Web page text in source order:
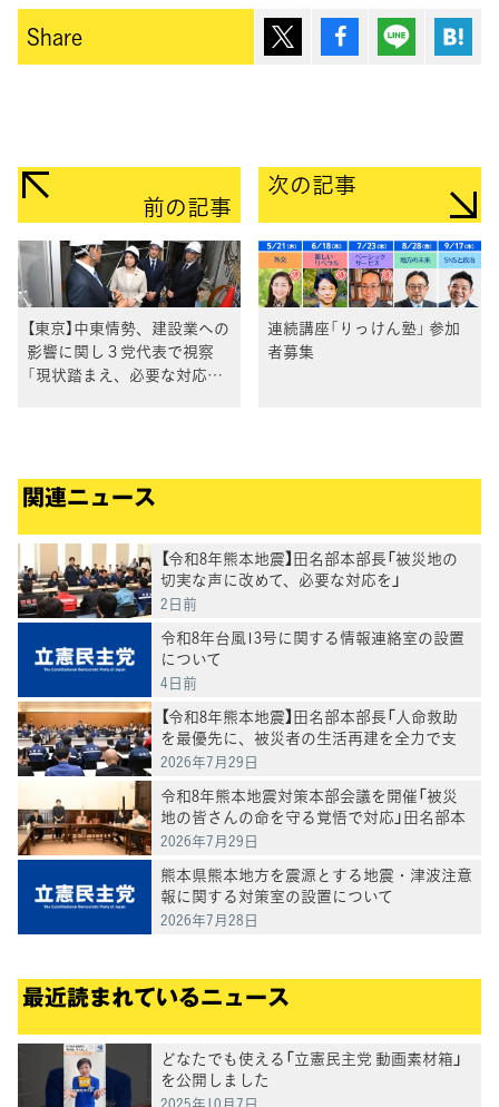
Share ポスト シェア Lineで送
前の記事
【東京】中東情勢、建設業への
影響に関し３党代表で視察
「現状踏まえ、必要な対応を
次の記事
連続講座「りっけん塾」 参加
者募集
関連ニュース
【令和8年熊本地震】田名部本部長「被災地の
切実な声に改めて、必要な対応を」
2日前
令和8年台風13号に関する情報連絡室の設置
について
4日前
【令和8年熊本地震】田名部本部長「人命救助
を最優先に、被災者の生活再建を全力で支
援」 3党合同で政府ヒアリング
2026年7月29日
令和8年熊本地震対策本部会議を開催「被災
地の皆さんの命を守る覚悟で対応」田名部本
部長
2026年7月29日
熊本県熊本地方を震源とする地震・津波注意
報に関する対策室の設置について
2026年7月28日
最近読まれているニュース
どなたでも使える「立憲民主党 動画素材箱」
を公開しました
2025年10月7日